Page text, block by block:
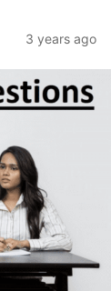
3 years ago